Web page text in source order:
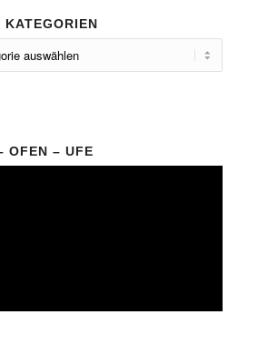
OFEN – UFE